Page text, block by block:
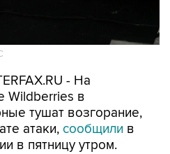
- На
Wildberries в
тушат возгорание,
атаки, сообщили в
в пятницу утром.